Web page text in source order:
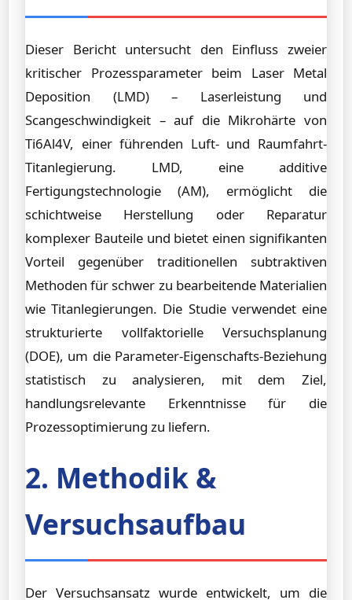
Dieser Bericht untersucht den Einfluss zweier
kritischer Prozessparameter beim Laser Metal
Deposition (LMD) – Laserleistung und
Scangeschwindigkeit – auf die Mikrohärte von
Ti6Al4V, einer führenden Luft- und Raumfahrt-
Titanlegierung. LMD, eine additive
Fertigungstechnologie (AM), ermöglicht die
schichtweise Herstellung oder Reparatur
komplexer Bauteile und bietet einen signifikanten
Vorteil gegenüber traditionellen subtraktiven
Methoden für schwer zu bearbeitende Materialien
wie Titanlegierungen. Die Studie verwendet eine
strukturierte vollfaktorielle Versuchsplanung
(DOE), um die Parameter-Eigenschafts-Beziehung
statistisch zu analysieren, mit dem Ziel,
handlungsrelevante Erkenntnisse für die
Prozessoptimierung zu liefern.
2. Methodik &
Versuchsaufbau
Der Versuchsansatz wurde entwickelt, um die